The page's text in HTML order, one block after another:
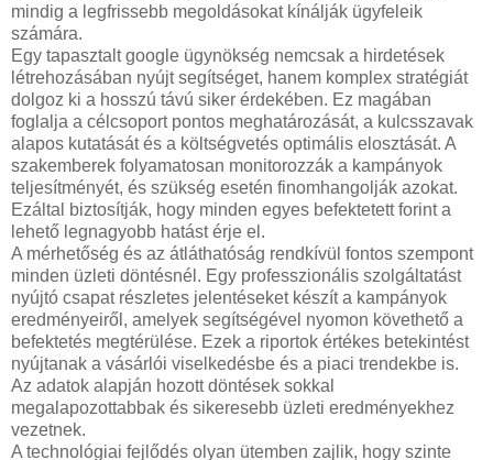
mindig a legfrissebb megoldásokat kínálják ügyfeleik
számára.
Egy tapasztalt google ügynökség nemcsak a hirdetések
létrehozásában nyújt segítséget, hanem komplex stratégiát
dolgoz ki a hosszú távú siker érdekében. Ez magában
foglalja a célcsoport pontos meghatározását, a kulcsszavak
alapos kutatását és a költségvetés optimális elosztását. A
szakemberek folyamatosan monitorozzák a kampányok
teljesítményét, és szükség esetén finomhangolják azokat.
Ezáltal biztosítják, hogy minden egyes befektetett forint a
lehető legnagyobb hatást érje el.
A mérhetőség és az átláthatóság rendkívül fontos szempont
minden üzleti döntésnél. Egy professzionális szolgáltatást
nyújtó csapat részletes jelentéseket készít a kampányok
eredményeiről, amelyek segítségével nyomon követhető a
befektetés megtérülése. Ezek a riportok értékes betekintést
nyújtanak a vásárlói viselkedésbe és a piaci trendekbe is.
Az adatok alapján hozott döntések sokkal
megalapozottabbak és sikeresebb üzleti eredményekhez
vezetnek.
A technológiai fejlődés olyan ütemben zajlik, hogy szinte